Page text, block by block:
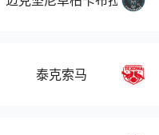
泰克索马